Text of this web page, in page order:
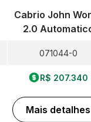
Cabrio John
2.0
071044-0
R$ 207.340
Mais detalhes